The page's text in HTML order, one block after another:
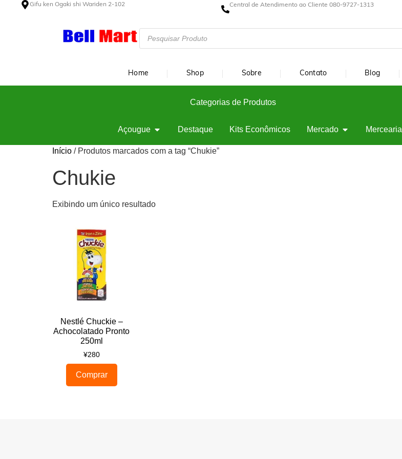
Gifu ken Ogaki shi Wariden 2-102 Central de Atendimento ao Cliente 080-9727-1313
Home Shop Sobre Contato Blog
Categorias de Produtos
Açougue Destaque Kits Econômicos Mercado Mercearia
Início / Produtos marcados com a tag “Chukie”
Chukie
Exibindo um único resultado
Nestlé Chuckie –
Achocolatado Pronto
250ml
¥280
Comprar